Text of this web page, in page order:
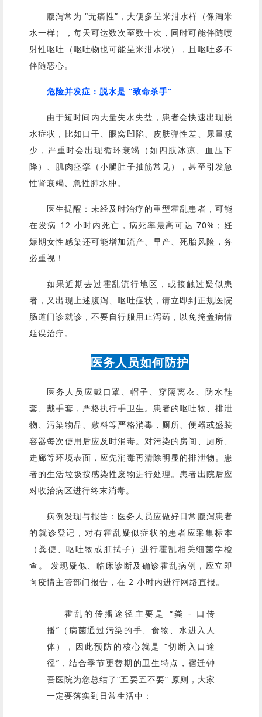
腹泻常为 “无痛性”，大便多呈米泔水样（像淘米
水一样），每天可达数次至数十次，同时可能伴随喷
射性呕吐（呕吐物也可能呈米泔水状），且呕吐多不
伴随恶心。
危险并发症：脱水是 “致命杀手”
由于短时间内大量失水失盐，患者会快速出现脱
水症状，比如口干、眼窝凹陷、皮肤弹性差、尿量减
少，严重时会出现循环衰竭（如四肢冰凉、血压下
降）、肌肉痉挛（小腿肚子抽筋常见），甚至引发急
性肾衰竭、 急性肺水肿。
医生提醒：未经及时治疗的重型霍乱患者，可能
在发病 12 小时内死亡，病死率最高可达 70%；妊
娠期女性感染还可能增加流产、早产、死胎风险，务
必重视！
如果近期去过霍乱流行地区，或接触过疑似患
者，又出现上述腹泻、呕吐症状，请立即到正规医院
肠道门诊就诊，不要自行服用止泻药，以免掩盖病情
延误治疗。
医务人员如何防护
医务人员应戴口罩、帽子、穿隔离衣、防水鞋
套、戴手套，严格执行手卫生。患者的呕吐物、排泄
物、污染物品、敷料等严格消毒，厕所、便器或盛装
容器每次使用后应及时消毒。对污染的房间、厕所、
走廊等环境表面，应先消毒再清除明显的排泄物。患
者的生活垃圾按感染性废物进行处理。患者出院后应
对收治病区进行终末消毒。
病例发现与报告：医务人员应做好日常腹泻患者
的就诊登记，对有霍乱疑似症状的患者应采集标本
（粪便、呕吐物或肛拭子）进行霍乱相关细菌学检
查。 发现疑似、临床诊断及确诊霍乱病例，应立即
向疫情主管部门报告，在 2 小时内进行网络直报。
霍乱的传播途径主要是 “粪 - 口传
播”（病菌通过污染的手、食物、水进入人
体），因此预防的核心就是 “切断入口途
径”，结合季节更替期的卫生特点，宿迁钟
吾医院为您总结了“五要五不要” 原则，大家
一定要落实到日常生活中：